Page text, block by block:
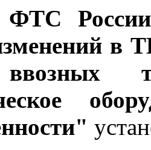
ФТС
в
ввозных